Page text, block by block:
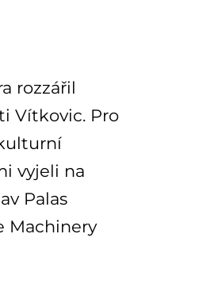
rozzářil
Vítkovic. Pro
vyjeli na
Palas
Machinery